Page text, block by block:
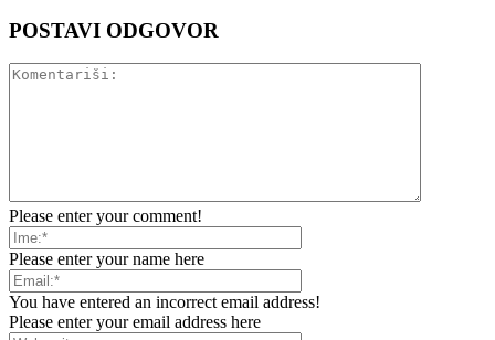
POSTAVI ODGOVOR
Please enter your comment!
Please enter your name here
You have entered an incorrect email address!
Please enter your email address here